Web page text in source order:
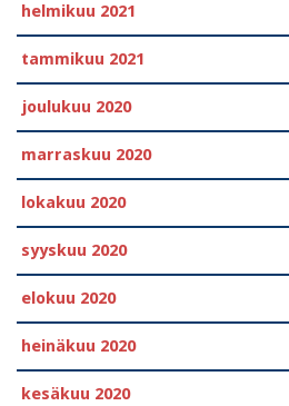
helmikuu 2021
tammikuu 2021
joulukuu 2020
marraskuu 2020
lokakuu 2020
syyskuu 2020
elokuu 2020
heinäkuu 2020
kesäkuu 2020